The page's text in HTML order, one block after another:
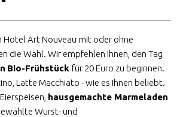
Hotel Art Nouveau mit oder ohne
die Wahl. Wir empfehlen Ihnen, den Tag
Bio-Frühstück für 20 Euro zu beginnen.
Latte Macchiato - wie es Ihnen beliebt.
hausgemachte Marmeladen
Wurst- und